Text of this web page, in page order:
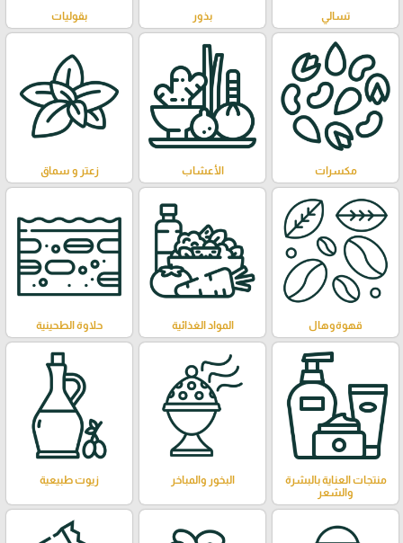
تسالي بذور بقوليات
مكسرات الأعشاب زعتر و سماق
قهوةوهال المواد الغذائية حلاوة الطحينية
منتجات العناية بالبشرة
والشعر
البخور والمباخر زيوت طبيعية